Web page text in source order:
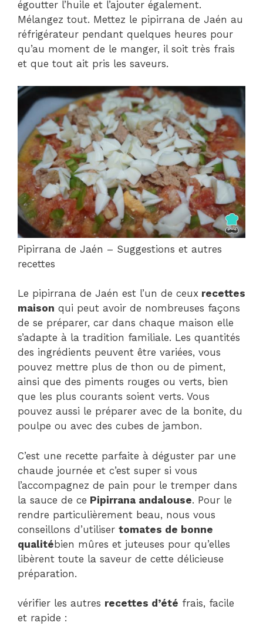
égoutter l’huile et l’ajouter également.
Mélangez tout. Mettez le pipirrana de Jaén au
réfrigérateur pendant quelques heures pour
qu’au moment de le manger, il soit très frais
et que tout ait pris les saveurs.
Pipirrana de Jaén – Suggestions et autres
recettes
Le pipirrana de Jaén est l’un de ceux recettes
maison qui peut avoir de nombreuses façons
de se préparer, car dans chaque maison elle
s’adapte à la tradition familiale. Les quantités
des ingrédients peuvent être variées, vous
pouvez mettre plus de thon ou de piment,
ainsi que des piments rouges ou verts, bien
que les plus courants soient verts. Vous
pouvez aussi le préparer avec de la bonite, du
poulpe ou avec des cubes de jambon.
C’est une recette parfaite à déguster par une
chaude journée et c’est super si vous
l’accompagnez de pain pour le tremper dans
la sauce de ce Pipirrana andalouse. Pour le
rendre particulièrement beau, nous vous
conseillons d’utiliser tomates de bonne
qualitébien mûres et juteuses pour qu’elles
libèrent toute la saveur de cette délicieuse
préparation.
vérifier les autres recettes d’été frais, facile
et rapide :